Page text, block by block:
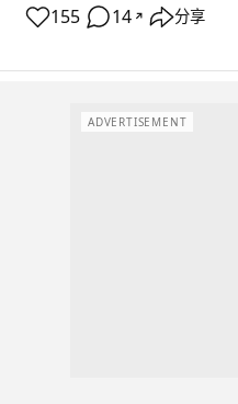
155 14 ↗ 分享
ADVERTISEMENT